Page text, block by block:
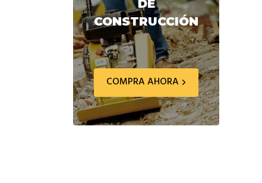
DE
CONSTRUCCIÓN
COMPRA AHORA